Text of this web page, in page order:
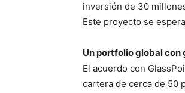
inversión de 30
Este proyecto se
Un portfolio global
El acuerdo con
cartera de cerca de 50